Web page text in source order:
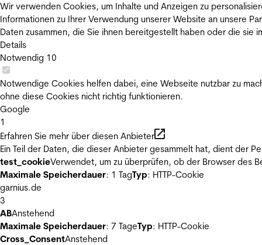
Wir verwenden Cookies, um Inhalte und Anzeigen zu
Informationen zu Ihrer Verwendung unserer Website an unsere
Daten zusammen, die Sie ihnen bereitgestellt haben oder die sie
Details
Notwendig 10
Notwendige Cookies helfen dabei, eine Webseite nutzbar zu
ohne diese Cookies nicht richtig funktionieren.
Google
1
Erfahren Sie mehr über diesen Anbieter
Ein Teil der Daten, die dieser Anbieter gesammelt hat, dient der
test_cookieVerwendet, um zu überprüfen, ob der Browser des
Maximale Speicherdauer: 1 TagTyp: HTTP-Cookie
garnius.de
3
ABAnstehend
Maximale Speicherdauer: 7 TageTyp: HTTP-Cookie
Cross_ConsentAnstehend